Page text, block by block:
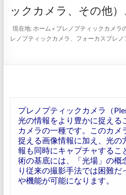
ックカメラ、その他
現在地:ホーム » プレノプティックカメラ
レノプティックカメラ、フォーカスプレ
プレノプティックカメラ（
光の情報をより豊かに捉える
カメラの一種です。このカメ
捉える画像情報に加え、光の
報も同時にキャプチャするこ
術の基底には、「光場」の概
り従来の撮影手法では困難だ
や機能が可能になります。